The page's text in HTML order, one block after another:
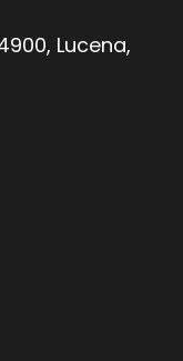
Lucena,